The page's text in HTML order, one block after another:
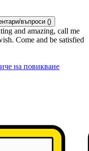
въпроси ()
and amazing, call me
Come and be satisfied
на повикване